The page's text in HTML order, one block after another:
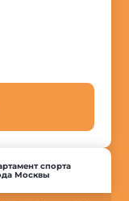
спорта
Москвы